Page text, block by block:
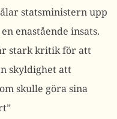
statsministern upp
enastående insats.
stark kritik för att
skyldighet att
skulle göra sina